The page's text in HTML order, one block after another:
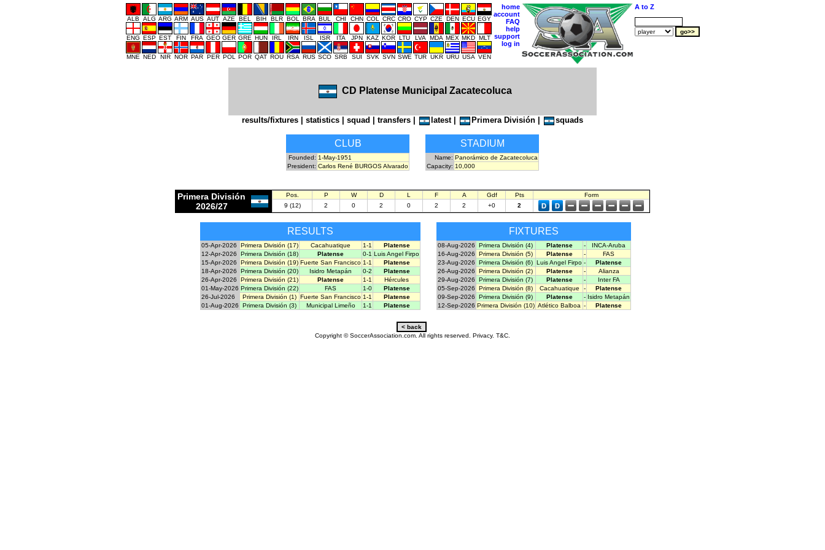
ALB ALG ARG ARM AUS AUT AZE BEL BIH BLR BOL BRA BUL CHI CHN COL CRC CRO CYP CZE DEN ECU EGY
ENG ESP EST FIN FRA GEO GER GRE HUN IRL IRN ISL ISR ITA JPN KAZ KOR LTU LVA MDA MEX MKD MLT
MNE NED NIR NOR PAR PER POL POR QAT ROU RSA RUS SCO SRB SUI SVK SVN SWE TUR UKR URU USA VEN
home
account
FAQ
help
support
log in
A to Z
CD Platense Municipal Zacatecoluca
results/fixtures statistics squad transfers latest| Primera División squads
CLUB
Founded: 1-May-1951
President: Carlos René BURGOS Alvarado
STADIUM
Name: Panorámico de Zacatecoluca
Capacity: 10,000
Primera División
2026/27
Pos. P W D L F A Gdf Pts
Form
9 (12)
2 0 2 0 2 2 +0 2
RESULTS
05-Apr-2026 Primera División (17) Cacahuatique 1-1
Platense
12-Apr-2026
Primera División (18) Platense 0-1 Luis Angel Firpo
15-Apr-2026
Primera División (19) Fuerte San Francisco 1-1
Platense
18-Apr-2026
Primera División (20) Isidro Metapán 0-2
Platense
26-Apr-2026
Primera División (21) Platense 1-1
Hércules
01-May-2026 Primera División (22) FAS 1-0
Platense
26-Jul-2026
Primera División (1) Fuerte San Francisco 1-1
Platense
01-Aug-2026
Primera División (3) Municipal Limeño 1-1 Platense
FIXTURES
08-Aug-2026 Primera División (4) Platense -
INCA-Aruba
16-Aug-2026
Primera División (5) Platense -
FAS
23-Aug-2026
Primera División (6) Luis Angel Firpo -
Platense
26-Aug-2026
Primera División (2) Platense -
Alianza
29-Aug-2026
Primera División (7) Platense -
Inter FA
05-Sep-2026
Primera División (8) Cacahuatique -
Platense
09-Sep-2026
Primera División (9) Platense - Isidro Metapán
12-Sep-2026 Primera División (10) Atlético Balboa - Platense
Copyright © SoccerAssociation.com. All rights reserved. Privacy. T&C.